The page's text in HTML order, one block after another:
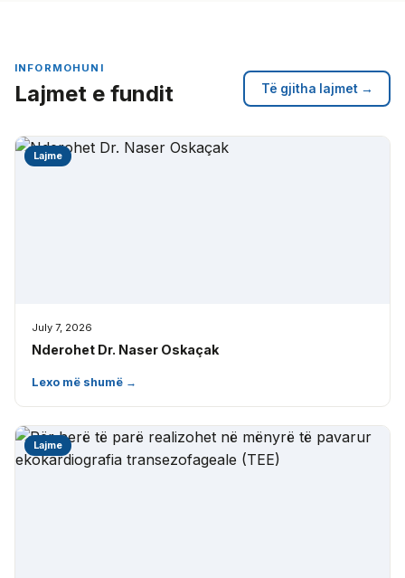
INFORMOHUNI
Lajmet e fundit Të gjitha lajmet →
Lajme
July 7, 2026
Nderohet Dr. Naser Oskaçak
Lexo më shumë →
Lajme